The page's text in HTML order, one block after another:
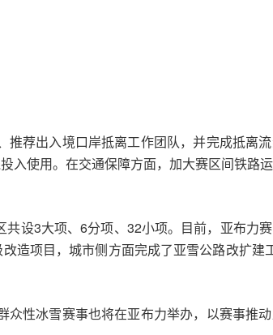
荐出入境口岸抵离工作团队，并完成抵离
入使用。在交通保障方面，加大赛区间铁路
设3大项、6分项、32小项。目前，亚布力
造项目，城市侧方面完成了亚雪公路改扩建
性冰雪赛事也将在亚布力举办，以赛事推